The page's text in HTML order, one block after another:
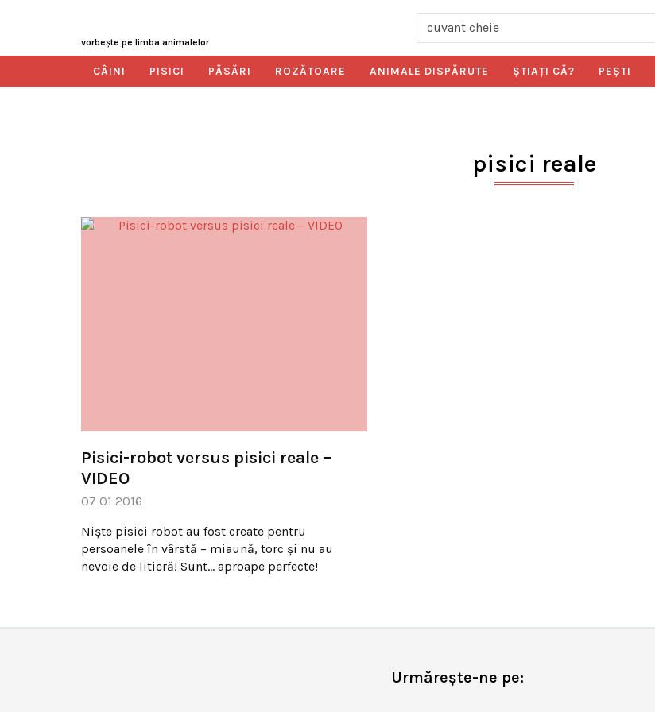
vorbeşte pe limba animalelor
CÂINI PISICI PĂSĂRI ROZĂTOARE ANIMALE DISPĂRUTE ŞTIAŢI CĂ? PEŞTI
pisici reale
Pisici-robot versus pisici reale –
VIDEO
07 01 2016
Nişte pisici robot au fost create pentru
persoanele în vârstă – miaună, torc şi nu au
nevoie de litieră! Sunt… aproape perfecte!
Urmărește-ne pe: